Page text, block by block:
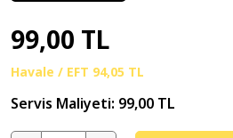
99,00 TL
Havale / EFT 94,05 TL
Servis Maliyeti: 99,00 TL